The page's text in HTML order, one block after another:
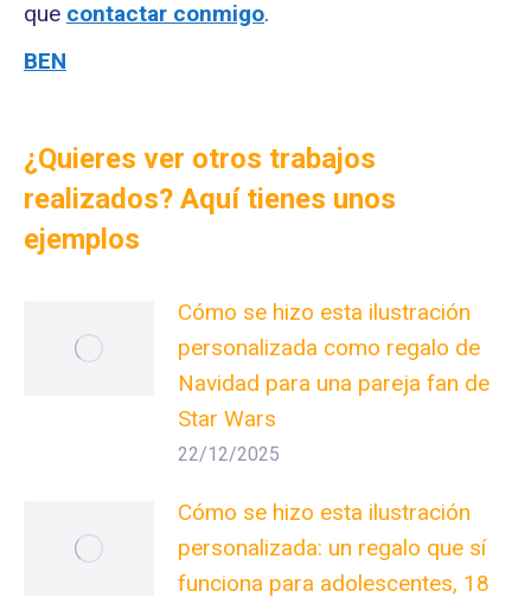
que contactar conmigo.
BEN
¿Quieres ver otros trabajos
realizados? Aquí tienes unos
ejemplos
Cómo se hizo esta ilustración
personalizada como regalo de
Navidad para una pareja fan de
Star Wars
22/12/2025
Cómo se hizo esta ilustración
personalizada: un regalo que sí
funciona para adolescentes, 18